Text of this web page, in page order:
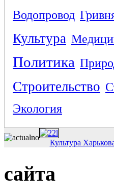
Водопровод
Культура
Политика
Строительство
Экология
Культура
сайта